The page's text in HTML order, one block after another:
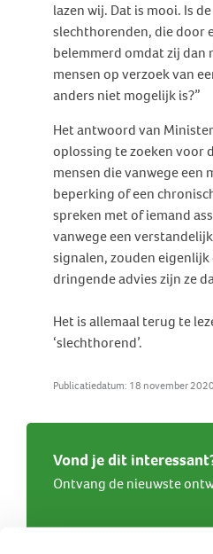
lazen wij. Dat is mooi. Is
slechthorenden, die door
belemmerd omdat zij dan
mensen op verzoek van
anders niet mogelijk is?”
Het antwoord van
oplossing te zoeken voor
mensen die vanwege een
beperking of een
spreken met of iemand
vanwege een
signalen, zouden
dringende advies zijn ze
Het is allemaal terug te
‘slechthorend’.
Publicatiedatum: 18 november 2020
Vond je dit
Ontvang de nieuwste